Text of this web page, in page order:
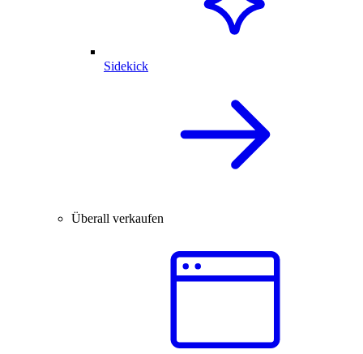
Sidekick
Überall verkaufen